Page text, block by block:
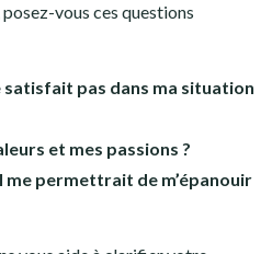
vous ces questions
satisfait pas dans ma situation
et mes passions ?
permettrait de m’épanouir